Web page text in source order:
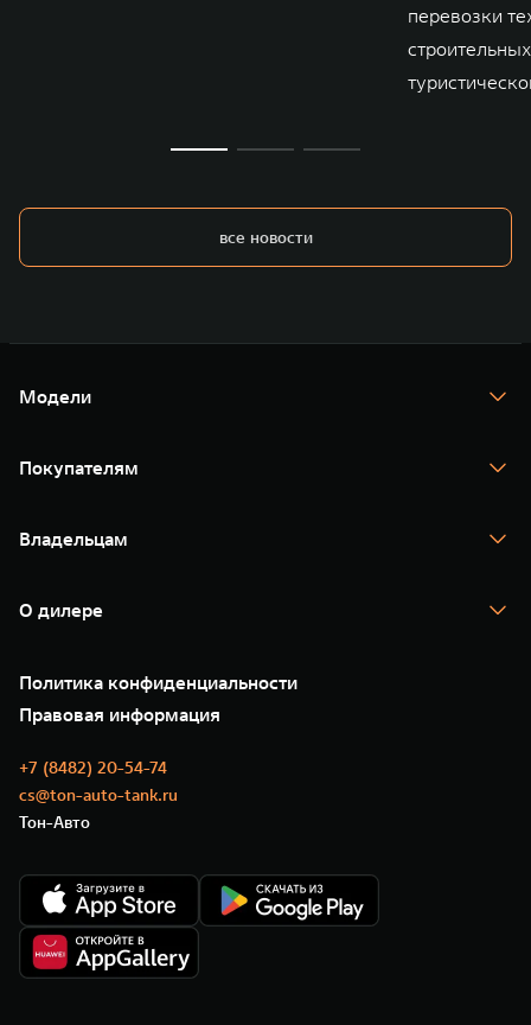
перевозки
все новости
Модели
TANK 400
TANK 500
Покупателям
Тест-драйв
TANK Финансы
Корпоративным клиентам
Зарядные станции
Владельцам
Помощь на дороге
Новые цифровые сервисы TANK
Сервис
Нулевое ТО
Моторные масла
О дилере
35 лет GWM
GWM ТЕХ ДЕНЬ
Новости
Политика конфиденциальности
Правовая информация
+7 (8482) 20-54-74
cs@ton-auto-tank.ru
Тон-Авто